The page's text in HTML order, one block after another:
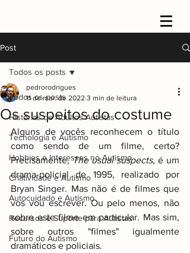
Post
Todos os posts
Histórias de Adultos Autistas
Tecnologia e Autismo
Hobbies e Interesses no Autismo
Criatividade e Autismo
Autocuidado e Autismo
Recursos e Suporte para Autistas
Futuro do Autismo
Todos os posts
Os suspeitos do costume
pedrorodrigues
11 de mar. de 2022 3 min de leitura
Alguns de vocês reconhecem o título
como sendo de um filme, certo?
Precisamente, The usual suspects, é um
drama-policial de 1995, realizado por
Bryan Singer. Mas não é de filmes que
vos vou escrever. Ou pelo menos, não
sobre este filme em particular. Mas sim,
sobre outros "filmes" igualmente
dramáticos e policiais.